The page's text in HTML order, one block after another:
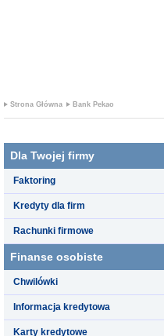
Strona Główna Bank Pekao
Dla Twojej firmy
Faktoring
Kredyty dla firm
Rachunki firmowe
Finanse osobiste
Chwilówki
Informacja kredytowa
Karty kredytowe